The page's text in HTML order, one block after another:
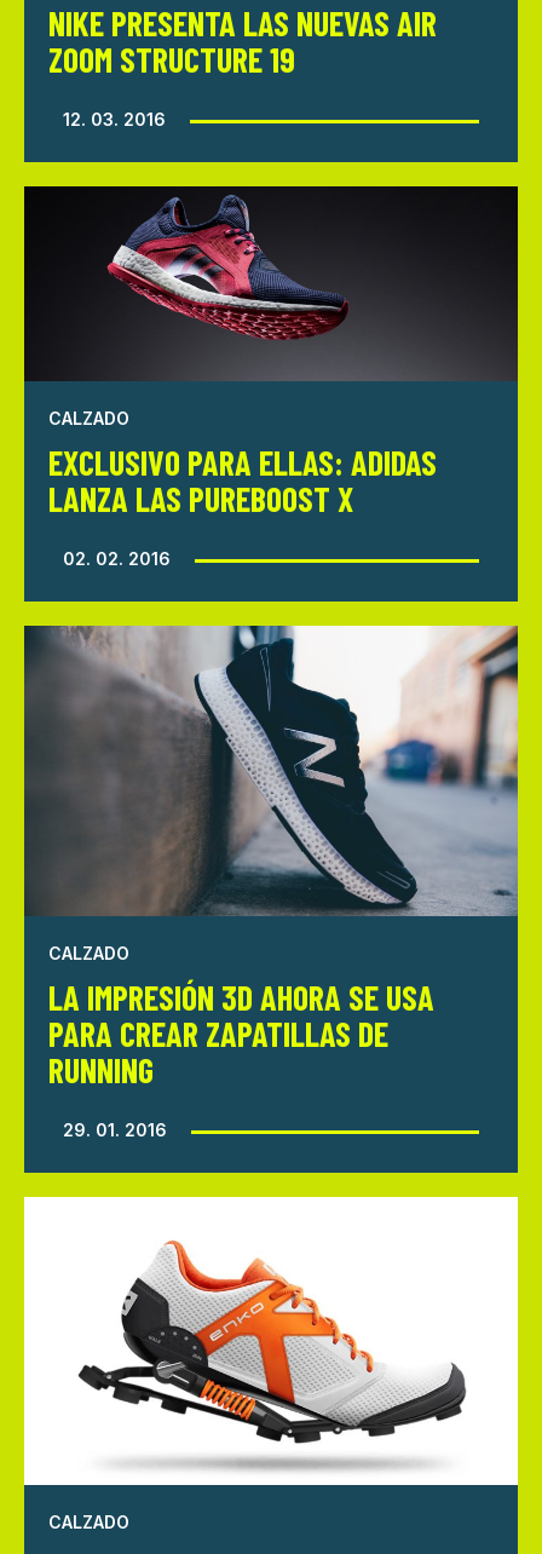
NIKE PRESENTA LAS NUEVAS AIR
ZOOM STRUCTURE 19
12. 03. 2016
CALZADO
EXCLUSIVO PARA ELLAS: ADIDAS
LANZA LAS PUREBOOST X
02. 02. 2016
CALZADO
LA IMPRESIÓN 3D AHORA SE USA
PARA CREAR ZAPATILLAS DE
RUNNING
29. 01. 2016
CALZADO